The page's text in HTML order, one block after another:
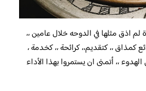
اذق مثلها في الدوحه خلال عامين ،،
كمذاق ،، كتقديم،، كرائحة ،، كخدمة ،
،، أتمنى ان يستمروا بهذا الأداء